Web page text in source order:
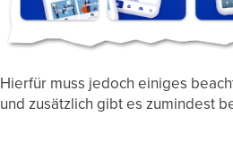
Hierfür muss jedoch einiges
und zusätzlich gibt es zumindest